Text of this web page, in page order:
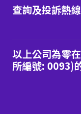
查詢及投訴熱
以上公司為零
所編號: 0093)